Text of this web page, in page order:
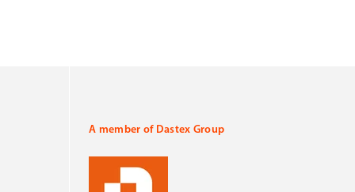
A member of Dastex Group